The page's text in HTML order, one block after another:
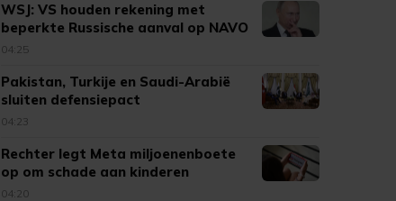
WSJ: VS houden rekening met
beperkte Russische aanval op NAVO
04:25
Pakistan, Turkije en Saudi-Arabië
sluiten defensiepact
04:23
Rechter legt Meta miljoenenboete
op om schade aan kinderen
04:20